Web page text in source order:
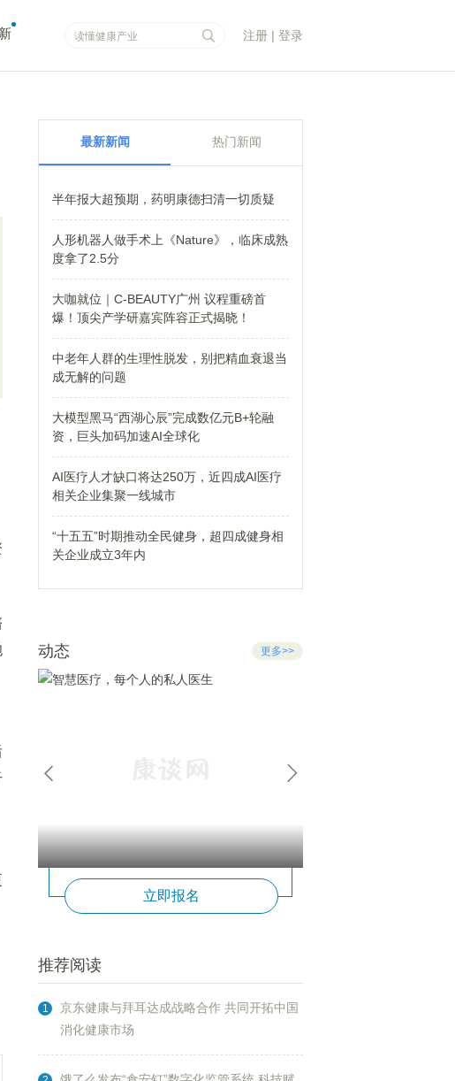
注册 | 登录
最新新闻 热门新闻
半年报大超预期，药明康德扫清一切质疑
人形机器人做手术上《Nature》，临床成熟
度拿了2.5分
大咖就位｜C-BEAUTY广州 议程重磅首
爆！顶尖产学研嘉宾阵容正式揭晓！
中老年人群的生理性脱发，别把精血衰退当
成无解的问题
大模型黑马“西湖心辰”完成数亿元B+轮融
资，巨头加码加速AI全球化
AI医疗人才缺口将达250万，近四成AI医疗
相关企业集聚一线城市
“十五五”时期推动全民健身，超四成健身相
关企业成立3年内
动态 更多>>
立即报名
推荐阅读
1
京东健康与拜耳达成战略合作 共同开拓中国
消化健康市场